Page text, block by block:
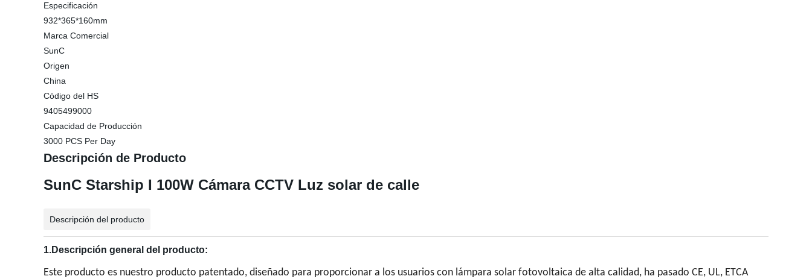
Especificación
932*365*160mm
Marca Comercial
SunC
Origen
China
Código del HS
9405499000
Capacidad de Producción
3000 PCS Per Day
Descripción de Producto
SunC Starship I 100W Cámara CCTV Luz solar de calle
Descripción del producto
1.Descripción general del producto:
Este producto es nuestro producto patentado, diseñado para proporcionar a los usuarios con lámpara solar fotovoltaica de alta calidad, ha pasado CE, UL, ETCA